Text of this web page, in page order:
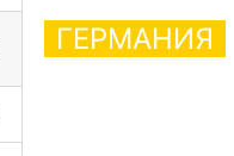
ГЕРМАНИЯ